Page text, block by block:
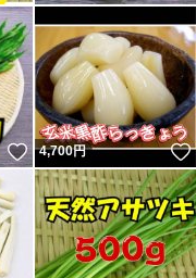
いいね！
4,700円